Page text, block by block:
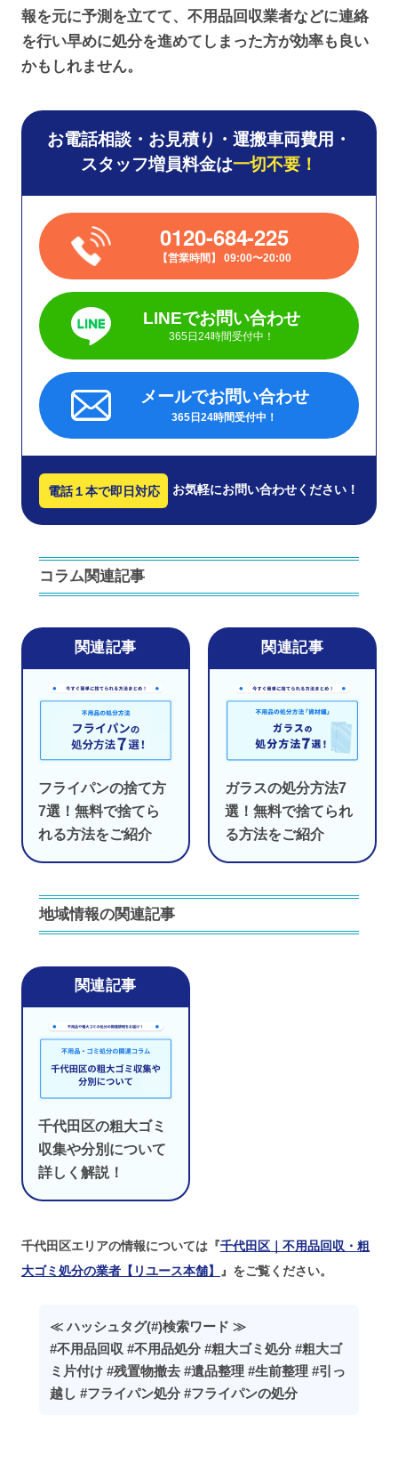
報を元に予測を立てて、不用品回収業者などに連絡
を行い早めに処分を進めてしまった方が効率も良い
かもしれません。
お電話相談・お見積り・運搬車両費用・
スタッフ増員料金は一切不要！
0120-684-225
営業時間 09:00〜20:00
LINEでお問い合わせ
365日24時間受付中！
メールでお問い合わせ
365日24時間受付中！
電話１本で即日対応 お気軽にお問い合わせください！
コラム関連記事
フライパンの捨て方
7選！無料で捨てら
れる方法をご紹介
ガラスの処分方法7
選！無料で捨てられ
る方法をご紹介
地域情報の関連記事
千代田区の粗大ゴミ
収集や分別について
詳しく解説！
千代田区エリアの情報については『千代田区｜不用品回収・粗
大ゴミ処分の業者【リユース本舗】
』をご覧ください。
≪ ハッシュタグ(#)検索ワード ≫
#不用品回収 #不用品処分 #粗大ゴミ処分 #粗大ゴ
ミ片付け #残置物撤去 #遺品整理 #生前整理 #引っ
越し #フライパン処分 #フライパンの処分